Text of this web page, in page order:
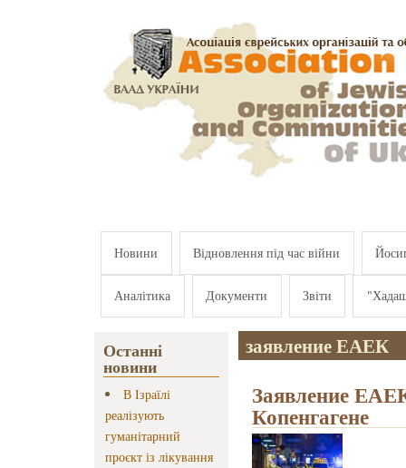
Новини Відновлення під час війни
Аналітика Документи Звіти
Останні
новини
В Ізраїлі
реалізують
гуманітарний
проєкт із лікування
заявление ЕАЕК
Заявление
Копенгагене